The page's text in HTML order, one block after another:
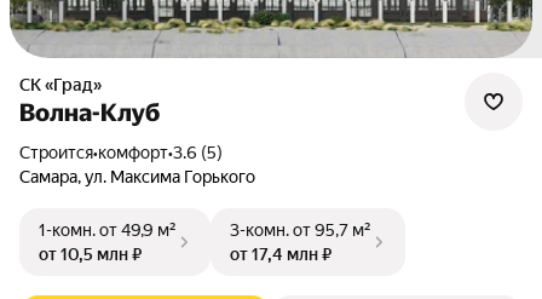
СК «Град»
Волна-Клуб
Строится•комфорт•3.6 (5)
Самара, ул. Максима Горького
1-комн.от 49,9 м²
от 10,5 млн ₽
3-комн.от 95,7 м²
от 17,4 млн ₽